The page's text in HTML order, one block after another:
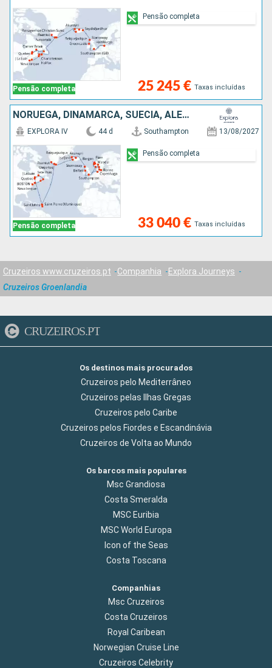
Pensão completa 25 245 € Taxas incluídas
Pensão completa
NORUEGA, DINAMARCA, SUÉCIA, ALEMANHA, IRLANDA, REINO UNIDO, ISLÂNDIA, GROENLANDIA, ANTÍGUA E BARBUDA, MARTINICA, CANADÁ, ESTADOS UNIDOS
Pensão completa
EXPLORA IV 44 d Southampton 13/08/2027
33 040 € Taxas incluídas
Pensão completa
Cruzeiros www.cruzeiros.pt Companhia
Explora Journeys
Cruzeiros Groenlandia
CRUZEIROS.PT
Os destinos mais procurados
Cruzeiros pelo Mediterrâneo
Cruzeiros pelas Ilhas Gregas
Cruzeiros pelo Caribe
Cruzeiros pelos Fiordes e Escandinávia
Cruzeiros de Volta ao Mundo
Os barcos mais populares
Msc Grandiosa
Costa Smeralda
MSC Euribia
MSC World Europa
Icon of the Seas
Costa Toscana
Companhias
Msc Cruzeiros
Costa Cruzeiros
Royal Caribean
Norwegian Cruise Line
Cruzeiros Celebrity